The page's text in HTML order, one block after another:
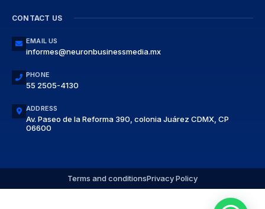
CONTACT US
EMAIL US
informes@neuronbusinessmedia.mx
PHONE
55 2505-4130
ADDRESS
Av. Paseo de la Reforma 390, colonia Juárez CDMX, CP
06600
Terms and conditionsPrivacy Policy